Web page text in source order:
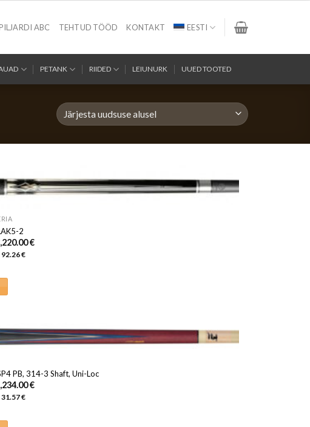
PILJARDI ABC TEHTUD TÖÖD KONTAKT EESTI
PETANK RIIDED LEIUNURK UUED TOOTED
2
€Hinnavahemik:
92.26€
PB, 314-3 Shaft, Uni-Loc
€Hinnavahemik:
31.57€